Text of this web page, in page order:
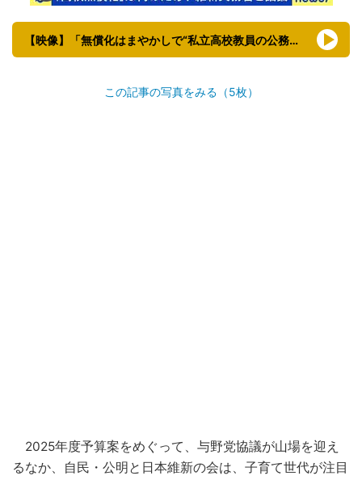
【映像】「無償化はまやかしで“私立高校教員の公務員化”だ！」と詰められる維新・斎藤アレックス衆議院議員
この記事の写真をみる（5枚）
2025年度予算案をめぐって、与野党協議が山場を迎え
るなか、自民・公明と日本維新の会は、子育て世代が注目